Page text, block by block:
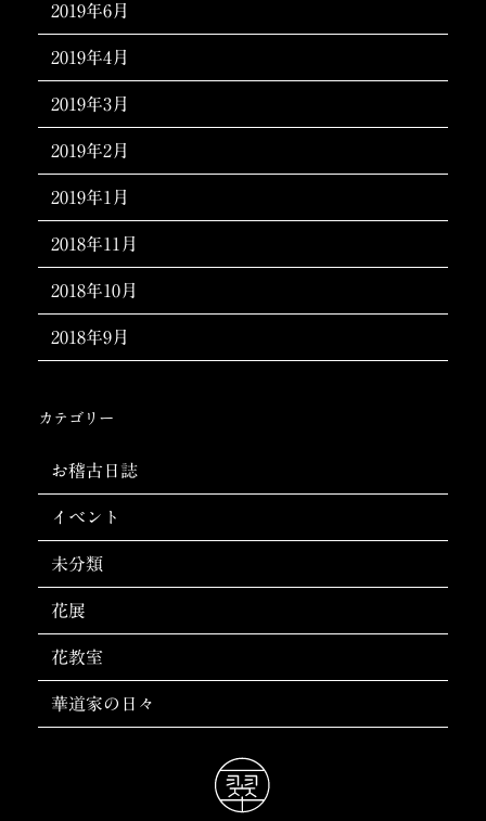
2019年6月
2019年4月
2019年3月
2019年2月
2019年1月
2018年11月
2018年10月
2018年9月
カテゴリー
お稽古日誌
イベント
未分類
花展
花教室
華道家の日々